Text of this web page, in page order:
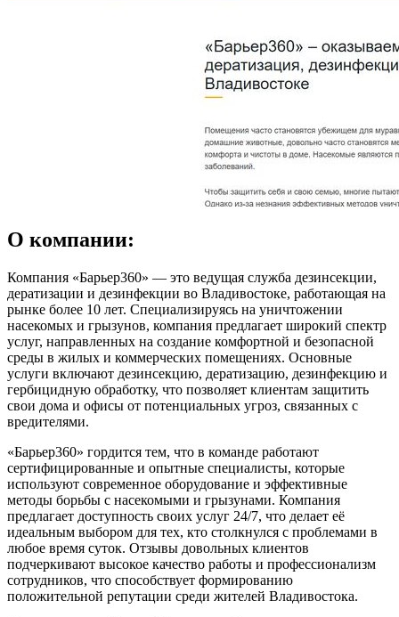
О компании:
Компания «Барьер360» — это ведущая служба дезинсекции,
дератизации и дезинфекции во Владивостоке, работающая на
рынке более 10 лет. Специализируясь на уничтожении
насекомых и грызунов, компания предлагает широкий спектр
услуг, направленных на создание комфортной и безопасной
среды в жилых и коммерческих помещениях. Основные
услуги включают дезинсекцию, дератизацию, дезинфекцию и
гербицидную обработку, что позволяет клиентам защитить
свои дома и офисы от потенциальных угроз, связанных с
вредителями.
«Барьер360» гордится тем, что в команде работают
сертифицированные и опытные специалисты, которые
используют современное оборудование и эффективные
методы борьбы с насекомыми и грызунами. Компания
предлагает доступность своих услуг 24/7, что делает её
идеальным выбором для тех, кто столкнулся с проблемами в
любое время суток. Отзывы довольных клиентов
подчеркивают высокое качество работы и профессионализм
сотрудников, что способствует формированию
положительной репутации среди жителей Владивостока.